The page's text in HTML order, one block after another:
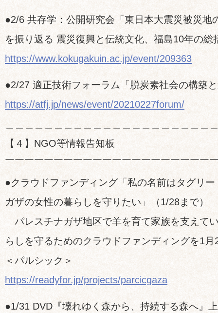
●2/6 共存学：公開研究会「東日本大震災被災地
を振り返る 震災復興と伝統文化、福島10年の総
https://www.kokugakuin.ac.jp/event/209363
●2/27 適正技術フォーラム「脱炭素社会の構築
https://atfj.jp/news/event/20210227forum/
＿＿＿＿＿＿＿＿＿＿＿＿＿＿＿＿＿＿＿＿＿
【４】NGO等情報告知板
￣￣￣￣￣￣￣￣￣￣￣￣￣￣￣￣￣￣￣￣￣
●クラウドファンディング「私の名前はタグリ
ガザの女性の暮らしを守りたい」（1/28まで）
パレスチナガザ地区で羊を育て家族を支えて
らしを守るためのクラウドファンディングを1
＜パルシック＞
https://readyfor.jp/projects/parcicgaza
●1/31 DVD『壊れゆく森から、持続する森へ』